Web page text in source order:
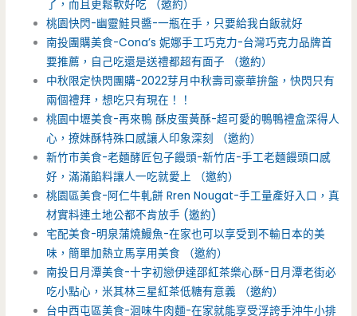
了，而且更鬆軟好吃 （邀約）
桃園快閃-幽靈鮭貝醬-一瓶在手，只要給我白飯就好
南投團購美食-Cona’s 妮娜手工巧克力-台灣巧克力品牌首
要推薦，自己吃還是送禮都超有面子 （邀約）
中秋限定快閃團購-2022芽月中秋壽司豪華拚盤，快閃只有
兩個禮拜，想吃只有現在！！
桃園中壢美食-再來鴨 酥皮蛋黃酥-超可愛的鴨鴨禮盒深得人
心，撩妹酥特殊口感讓人印象深刻 （邀約）
新竹市美食-老麵酵匠包子饅頭-新竹店-手工老麵饅頭口感
好，滿滿餡料讓人一吃就愛上 （邀約）
桃園區美食-阿仁牛軋餅 Rren Nougat-手工量產好入口，真
材實料連土地公都不肯放手 (邀約)
宅配美食-明泉蒲燒鰻魚-在家也可以享受到不輸日本的美
味，簡單加熱立馬享用美食 （邀約）
南投日月潭美食-十字初戀伊達邵紅茶樂心酥-日月潭老街必
吃小點心，米其林三星紅茶低糖有意義 （邀約）
台中西屯區美食-洄味牛肉麵-在家就能享受浮誇手沖牛小排